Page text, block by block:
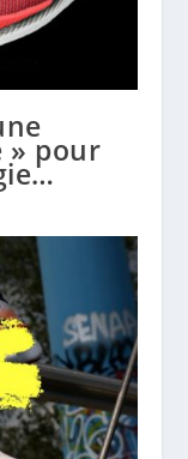
» pour